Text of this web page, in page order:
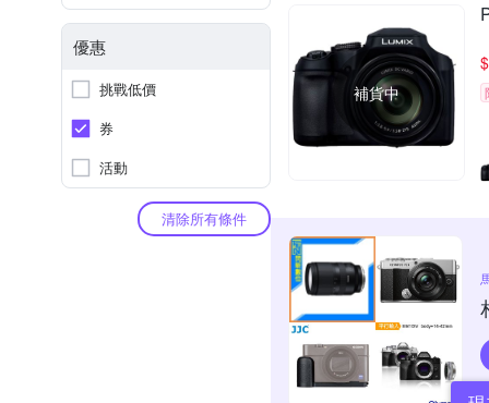
優惠
挑戰低價
券
活動
清除所有條件
補貨中
$